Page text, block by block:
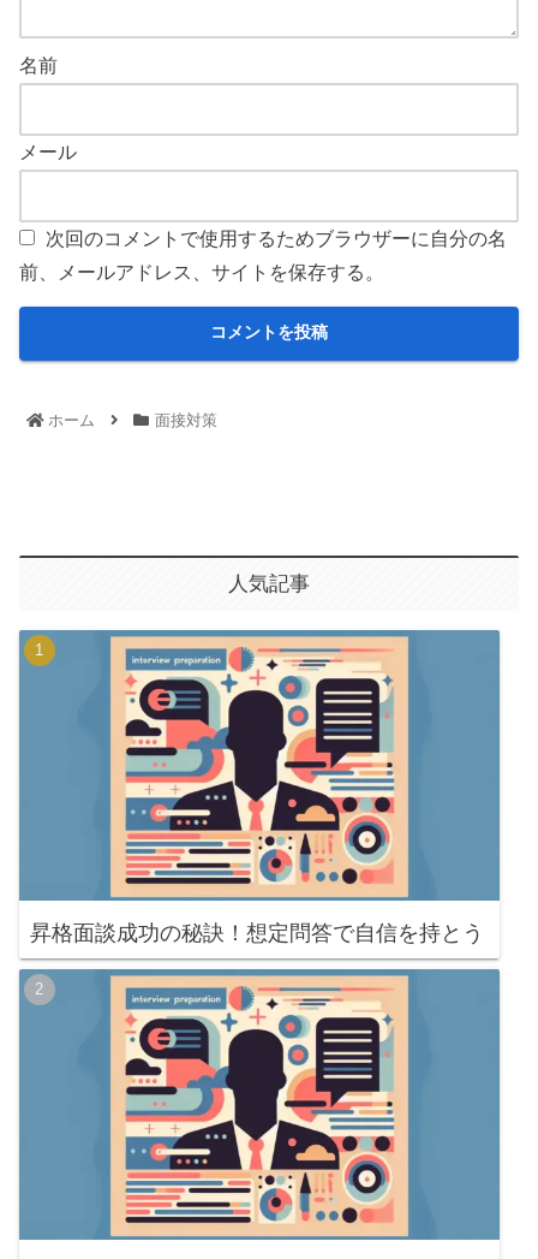
名前
メール
次回のコメントで使用するためブラウザーに自分の名
前、メールアドレス、サイトを保存する。
ホーム 面接対策
人気記事
昇格面談成功の秘訣！想定問答で自信を持とう